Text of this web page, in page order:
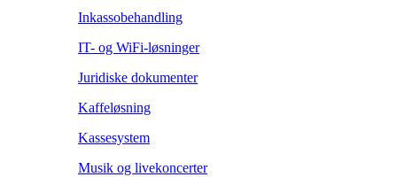
Inkassobehandling
IT- og WiFi-løsninger
Juridiske dokumenter
Kaffeløsning
Kassesystem
Musik og livekoncerter